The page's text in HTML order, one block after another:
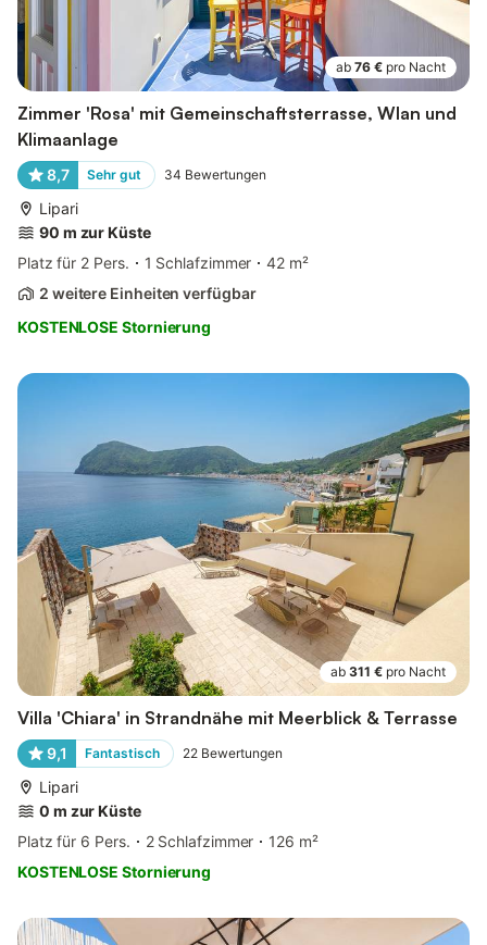
ab 76 € pro Nacht
Zimmer 'Rosa' mit Gemeinschaftsterrasse, Wlan und
Klimaanlage
8,7 Sehr gut 34 Bewertungen
Lipari
90 m zur Küste
Platz für 2 Pers.
1 Schlafzimmer
42 m²
2 weitere Einheiten verfügbar
KOSTENLOSE Stornierung
ab 311 € pro Nacht
Villa 'Chiara' in Strandnähe mit Meerblick & Terrasse
9,1 Fantastisch 22 Bewertungen
Lipari
0 m zur Küste
Platz für 6 Pers.
2 Schlafzimmer
126 m²
KOSTENLOSE Stornierung